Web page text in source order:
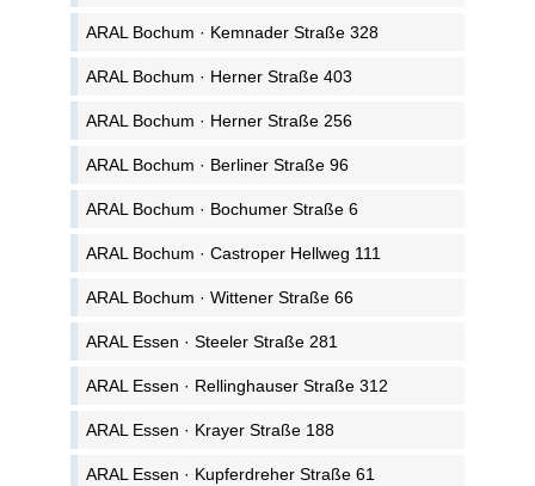
ARAL Bochum · Kemnader Straße 328
ARAL Bochum · Herner Straße 403
ARAL Bochum · Herner Straße 256
ARAL Bochum · Berliner Straße 96
ARAL Bochum · Bochumer Straße 6
ARAL Bochum · Castroper Hellweg 111
ARAL Bochum · Wittener Straße 66
ARAL Essen · Steeler Straße 281
ARAL Essen · Rellinghauser Straße 312
ARAL Essen · Krayer Straße 188
ARAL Essen · Kupferdreher Straße 61